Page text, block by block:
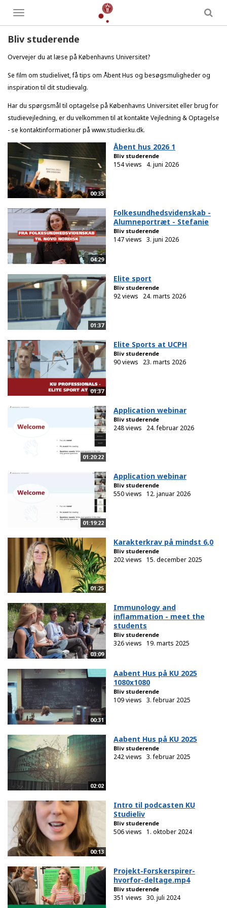
Toggle
menu
Bliv studerende
Overvejer du at læse på Københavns Universitet?
Se film om studielivet, få tips om Åbent Hus og besøgsmuligheder og
inspiration til dit studievalg.
Har du spørgsmål til optagelse på Københavns Universitet eller brug for
studievejledning, er du velkommen til at kontakte Vejledning & Optagelse
- se kontaktinformationer på www.studier.ku.dk.
00:35
Åbent hus 2026 1
Bliv studerende
154 views 4. juni 2026
04:29
Folkesundhedsvidenskab -
Alumneportræt - Stefanie
Bliv studerende
147 views 3. juni 2026
01:37
Elite sport
Bliv studerende
92 views 24. marts 2026
01:37
Elite Sports at UCPH
Bliv studerende
90 views 23. marts 2026
01:20:22
Application webinar
Bliv studerende
248 views 24. februar 2026
01:19:22
Application webinar
Bliv studerende
550 views 12. januar 2026
01:25
Karakterkrav på mindst 6,0
Bliv studerende
202 views 15. december 2025
03:09
Immunology and
inflammation - meet the
students
Bliv studerende
326 views 19. marts 2025
00:31
Aabent Hus på KU 2025
1080x1080
Bliv studerende
109 views 3. februar 2025
02:02
Aabent Hus på KU 2025
Bliv studerende
242 views 3. februar 2025
00:13
Intro til podcasten KU
Studieliv
Bliv studerende
506 views 1. oktober 2024
Projekt-Forskerspirer-
hvorfor-deltage.mp4
Bliv studerende
351 views 30. juli 2024